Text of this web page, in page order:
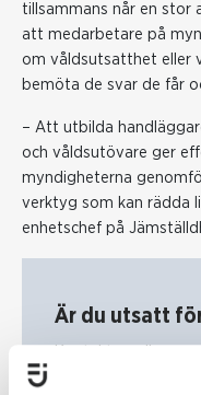
tillsammans når en stor
att medarbetare på
om våldsutsatthet eller
bemöta de svar de får
– Att utbilda
och våldsutövare ger
myndigheterna
verktyg som kan rädda
enhetschef på
Är du utsatt
till